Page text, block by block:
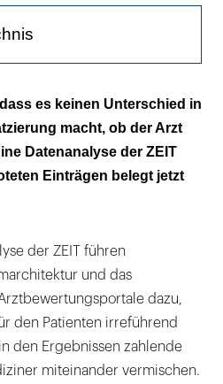
besser ab
durchschnittlich
14 Bewertungen
Unterschied ist die
das dann:
es keinen Unterschied in
macht, ob der Arzt
Datenanalyse der ZEIT
Einträgen belegt jetzt
der ZEIT führen
und das
dazu,
den Patienten irreführend
den Ergebnissen zahlende
miteinander vermischen.